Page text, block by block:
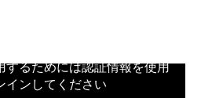
するためには認証情報を使用
インしてください